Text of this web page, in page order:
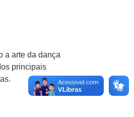
a arte da dança
principais